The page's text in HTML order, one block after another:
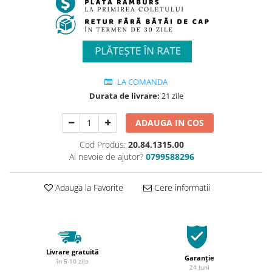
LA COMANDA
Durata de livrare: 21 zile
ADAUGA IN COS
Cod Produs: 20.84.1315.00
Ai nevoie de ajutor? 0799588296
Adauga la Favorite Cere informatii
Livrare gratuită
în 5-10 zile Garanție
24 luni